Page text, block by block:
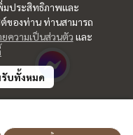
มประสิทธิภาพและ
ของท่าน ท่านสามารถ
ยความเป็นส่วนตัว และ
บทั้งหมด